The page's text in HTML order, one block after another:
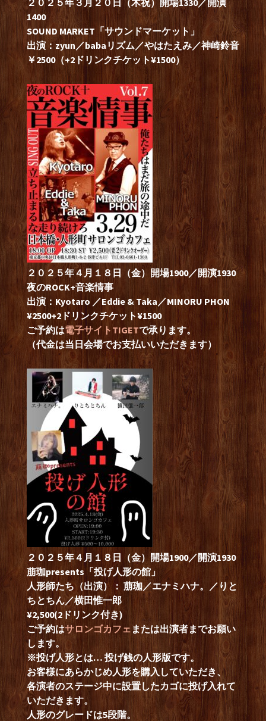
２０２５年３月２０日（木祝）開場1330／開演
1400
SOUND MARKET「サウンドマーケット」
出演：zyun／babaリズム／やはたえみ／神崎鈴音
￥2500（+2ドリンクチケット¥1500）
２０２５年４月１８日（金）開場1900／開演1930
夜のROCK+音楽情事
出演：Kyotaro ／Eddie & Taka／MINORU PHON
¥2500+2ドリンクチケット¥1500
ご予約は電子サイトTIGETで承ります。
（代金は当日会場でお支払いいただきます）
２０２５年４月１８日（金）開場1900／開演1930
萠珈presents「投げ人形の館」
人形師たち（出演）： 萠珈／エナミハナ。／りと
ちとちん／横田惟一郎
¥2,500(2ドリンク付き)
ご予約はサロンゴカフェまたは出演者までお願い
します。
※投げ人形とは… 投げ銭の人形版です。
お客様にあらかじめ人形を購入していただき、
各演者のステージ中に設置したカゴに投げ入れて
いただきます。
人形のグレードは5段階。